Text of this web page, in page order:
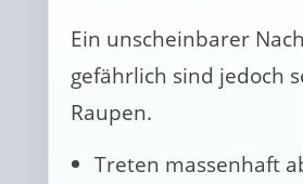
Ein unscheinbarer
gefährlich sind jedoch
Raupen.
Treten massenhaft